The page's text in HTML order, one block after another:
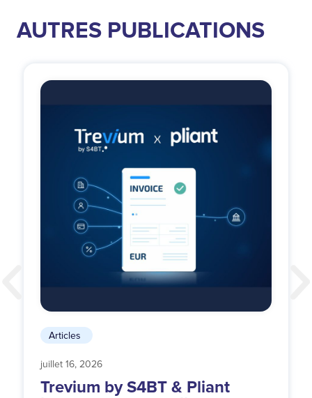
AUTRES PUBLICATIONS
Articles
juillet 16, 2026
Trevium by S4BT & Pliant